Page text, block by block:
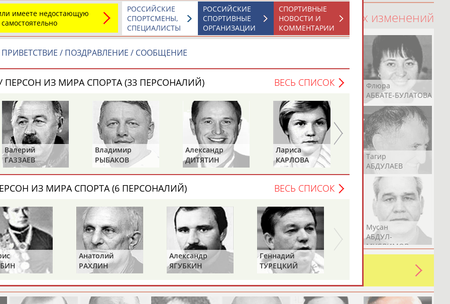
100 последних изменений
Юлия
Дмитрий
Тамилла
Ростом
Флюра
АББАТЕ-БУЛАТОВА
Каримжан
АБДРАХМАНОВ
Аделя
АБДРАХМАНОВА
Андрей
АБДУВАЛИЕВ
Герман
АБДУЛАЕВ
Рамазан
АБДУЛАЕВ
Тагир
АБДУЛАЕВ
Абдула
АБДУЛЖАЛИЛОВ
Магомед
АБДУЛКАГИРОВ
Назир
АБДУЛЛАЕВ
Аслан
АБДУЛЛИН
Эмиль
АБДУЛЛИН
Мусан
АБДУЛ-
МУСЛИМОВ
спортсмене, тренере, специалисте или исправить какую-либо ошибку в уже
героев! Герои спорта - это одни из главных патриотов своей страны!
имеете недостающую
СПОРТИВНЫЕ
НОВОСТИ И
КОММЕНТАРИИ
РОССИЙСКИЕ
СПОРТИВНЫЕ
ОРГАНИЗАЦИИ
РОССИЙСКИЕ
СПОРТСМЕНЫ,
СПЕЦИАЛИСТЫ
ПРИВЕТСТВИЕ / ПОЗДРАВЛЕНИЕ / СООБЩЕНИЕ
ПЕРСОН ИЗ МИРА СПОРТА (33 ПЕРСОНАЛИЙ) ВЕСЬ СПИСОК
Валерий
ГАЗЗАЕВ
Владимир
РЫБАКОВ
Александр
ДИТЯТИН
Лариса
КАРЛОВА
Петр
ТИМЧЕНКО
ИЗ МИРА СПОРТА (6 ПЕРСОНАЛИЙ) ВЕСЬ СПИСОК
Анатолий
РАХЛИН
Александр
ЯГУБКИН
Геннадий
ТУРЕЦКИЙ